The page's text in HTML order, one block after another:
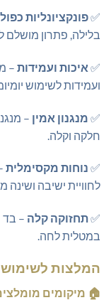
✅פונקציונליות
בלילה, פתרון מושלם
✅ איכות ועמידות –
ועמידות לשימוש
✅ מנגנון אמין –
חלקה וקלה.
✅ נוחות מקסימלית
לחוויית ישיבה ושינה
✅תחזוקה קלה – בד
במטלית לחה.
המלצות לשימוש
🏠 מיקומים